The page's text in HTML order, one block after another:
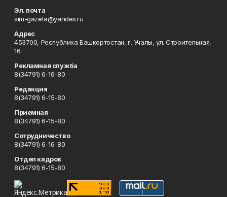
Эл. почта
sim-gazeta@yandex.ru
Адрес
453700, Республика Башкортостан, г. Учалы, ул. Строительная,
16.
Рекламная служба
8(34791) 6-16-80
Редакция
8(34791) 6-15-80
Приемная
8(34791) 6-15-80
Сотрудничество
8(34791) 6-16-80
Отдел кадров
8(34791) 6-15-80